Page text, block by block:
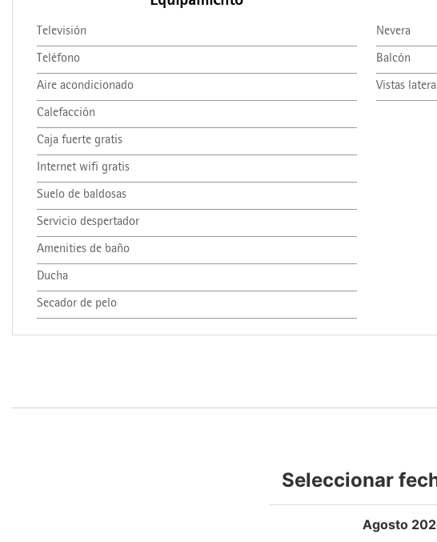
Televisión
Teléfono
Aire acondicionado
Calefacción
Caja fuerte gratis
Internet wifi gratis
Suelo de baldosas
Servicio despertador
Amenities de baño
Ducha
Secador de pelo
Nevera
Balcón
Vistas
Seleccionar
Agosto